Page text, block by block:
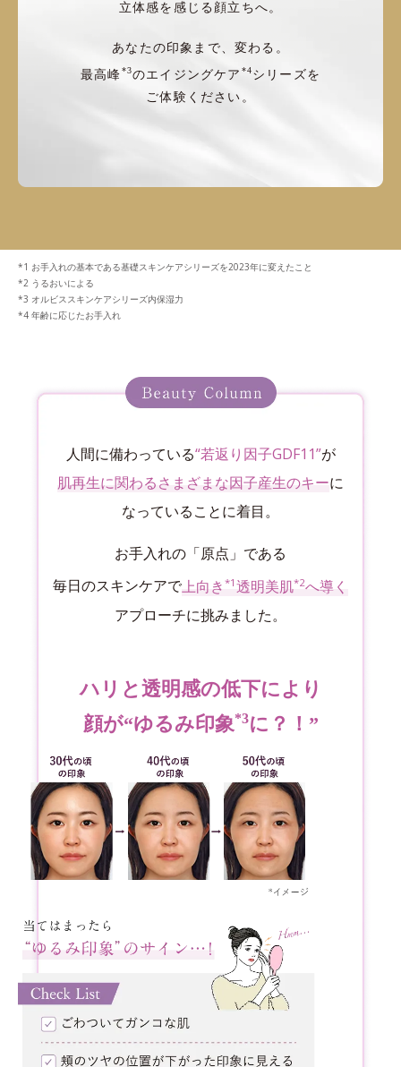
立体感を感じる顔立ちへ。
あなたの印象まで、変わる。
最高峰*3のエイジングケア *4シリーズを
ご体験ください。
お手入れの基本である基礎スキンケアシリーズを2023年に変えたこと
うるおいによる
オルビススキンケアシリーズ内保湿力
年齢に応じたお手入れ
人間に備わっている“若返り因子GDF11”が
肌再生に関わるさまざまな因子産生のキーに
なっていることに着目。
お手入れの「原点」である
毎日のスキンケアで上向き *1 透明美肌*2へ導く
アプローチに挑みました。
ハリと透明感の低下により
顔が“ゆるみ印象*3に？！”